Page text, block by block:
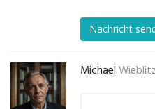
Nachricht
Michael